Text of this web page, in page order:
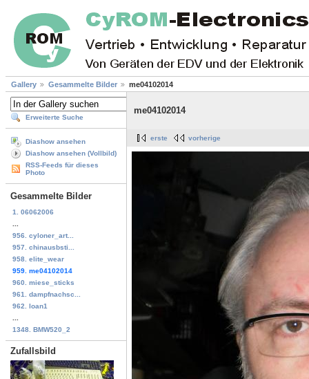
Gallery Gesammelte Bilder me04102014
Erweiterte Suche
Diashow ansehen
Diashow ansehen (Vollbild)
RSS-Feeds für dieses
Photo
Gesammelte Bilder
1. 06062006
956. cyloner_art...
957. chinausbsti...
958. elite_wear
959. me04102014
960. miese_sticks
961. dampfnachsc...
962. loan1
1348. BMW520_2
Zufallsbild
me04102014
erste vorherige